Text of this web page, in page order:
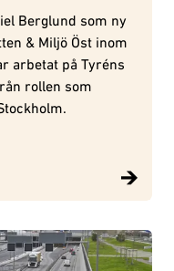
Berglund som ny
& Miljö Öst inom
arbetat på Tyréns
rollen som